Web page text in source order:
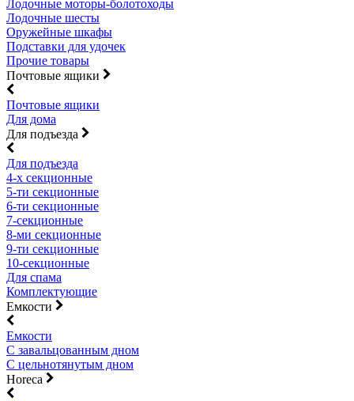
Лодочные моторы-болотоходы
Лодочные шесты
Оружейные шкафы
Подставки для удочек
Прочие товары
Почтовые ящики
Почтовые ящики
Для дома
Для подъезда
Для подъезда
4-х секционные
5-ти секционные
6-ти секционные
7-секционные
8-ми секционные
9-ти секционные
10-секционные
Для спама
Комплектующие
Емкости
Емкости
С завальцованным дном
С цельнотянутым дном
Horeca